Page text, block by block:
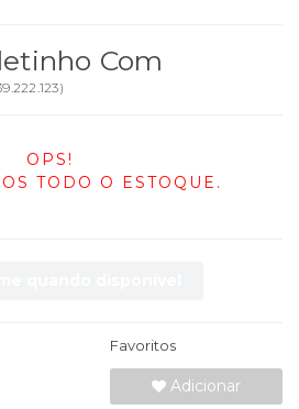
Com
)
OPS!
TODO O ESTOQUE.
Favoritos
Adicionar